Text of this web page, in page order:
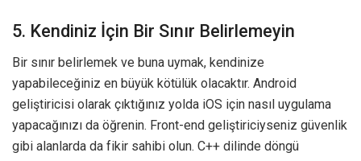
5. Kendiniz İçin Bir Sınır Belirlemeyin
Bir sınır belirlemek ve buna uymak, kendinize
yapabileceğiniz en büyük kötülük olacaktır. Android
geliştiricisi olarak çıktığınız yolda iOS için nasıl uygulama
yapacağınızı da öğrenin. Front-end geliştiriciyseniz güvenlik
gibi alanlarda da fikir sahibi olun. C++ dilinde döngü